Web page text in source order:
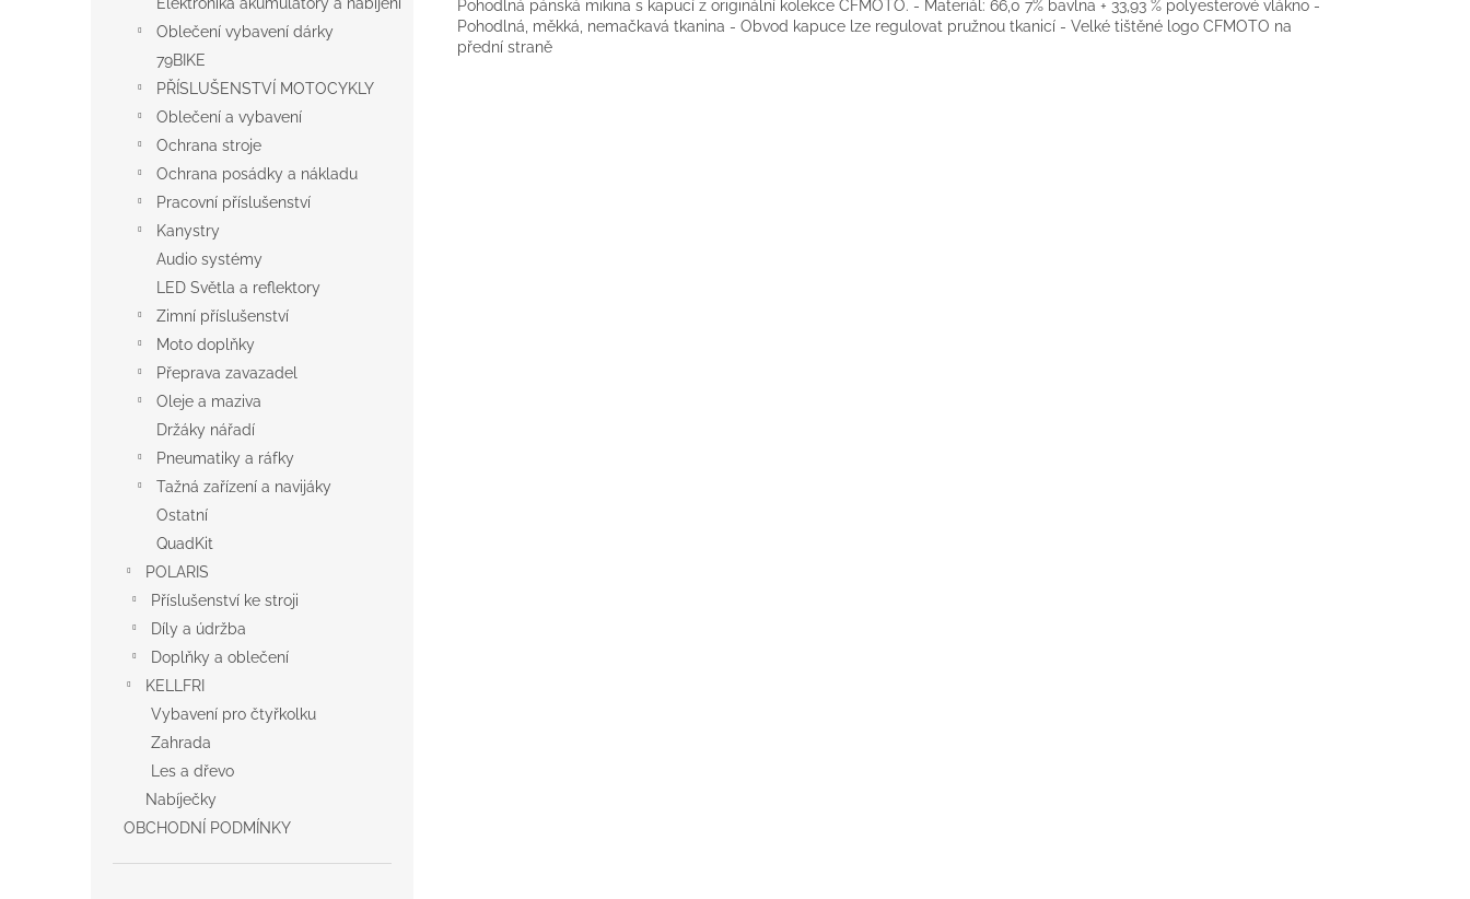
Oblečení vybavení dárky
79BIKE
PŘÍSLUŠENSTVÍ MOTOCYKLY
Oblečení a vybavení
Ochrana stroje
Ochrana posádky a nákladu
Pracovní příslušenství
Kanystry
Audio systémy
LED Světla a reflektory
Zimní příslušenství
Moto doplňky
Přeprava zavazadel
Oleje a maziva
Držáky nářadí
Pneumatiky a ráfky
Tažná zařízení a navijáky
Ostatní
QuadKit
POLARIS
Příslušenství ke stroji
Díly a údržba
Doplňky a oblečení
KELLFRI
Vybavení pro čtyřkolku
Zahrada
Les a dřevo
Nabíječky
OBCHODNÍ PODMÍNKY
Pohodlná pánská mikina s kapucí z originální kolekce CFMOTO. - Materiál: 66,0 7% bavlna + 33,93 % polyesterové vlákno -
Pohodlná, měkká, nemačkavá tkanina - Obvod kapuce lze regulovat pružnou tkanicí - Velké tištěné logo CFMOTO na
přední straně